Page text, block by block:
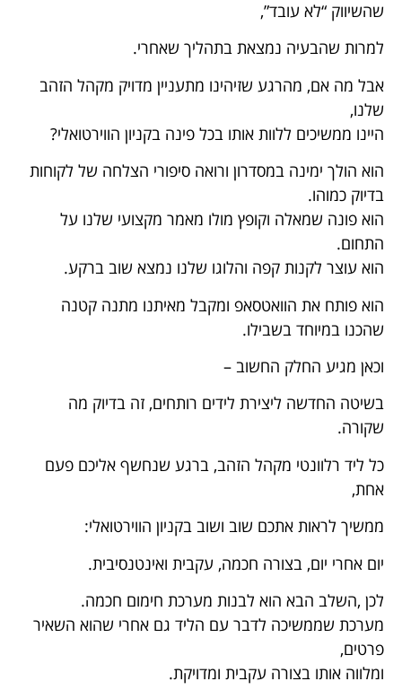
שהשיווק “לא עובד”,
למרות שהבעיה נמצאת בתהליך שאחרי.
אבל מה אם, מהרגע שזיהינו מתעניין מדויק מקהל הזהב
שלנו,
היינו ממשיכים ללוות אותו בכל פינה בקניון הווירטואלי?
הוא הולך ימינה במסדרון ורואה סיפורי הצלחה של לקוחות
בדיוק כמוהו.
הוא פונה שמאלה וקופץ מולו מאמר מקצועי שלנו על
התחום.
הוא עוצר לקנות קפה והלוגו שלנו נמצא שוב ברקע.
הוא פותח את הוואטסאפ ומקבל מאיתנו מתנה קטנה
שהכנו במיוחד בשבילו.
וכאן מגיע החלק החשוב –
בשיטה החדשה ליצירת לידים רותחים, זה בדיוק מה
שקורה.
כל ליד רלוונטי מקהל הזהב, ברגע שנחשף אליכם פעם
אחת,
ממשיך לראות אתכם שוב ושוב בקניון הווירטואלי:
יום אחרי יום, בצורה חכמה, עקבית ואינטנסיבית.
לכן ,השלב הבא הוא לבנות מערכת חימום חכמה.
מערכת שממשיכה לדבר עם הליד גם אחרי שהוא השאיר
פרטים,
ומלווה אותו בצורה עקבית ומדויקת.